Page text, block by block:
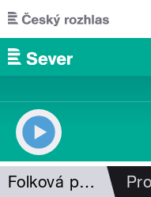
Přejít k hlavnímu obsahu
Folková pohlazení